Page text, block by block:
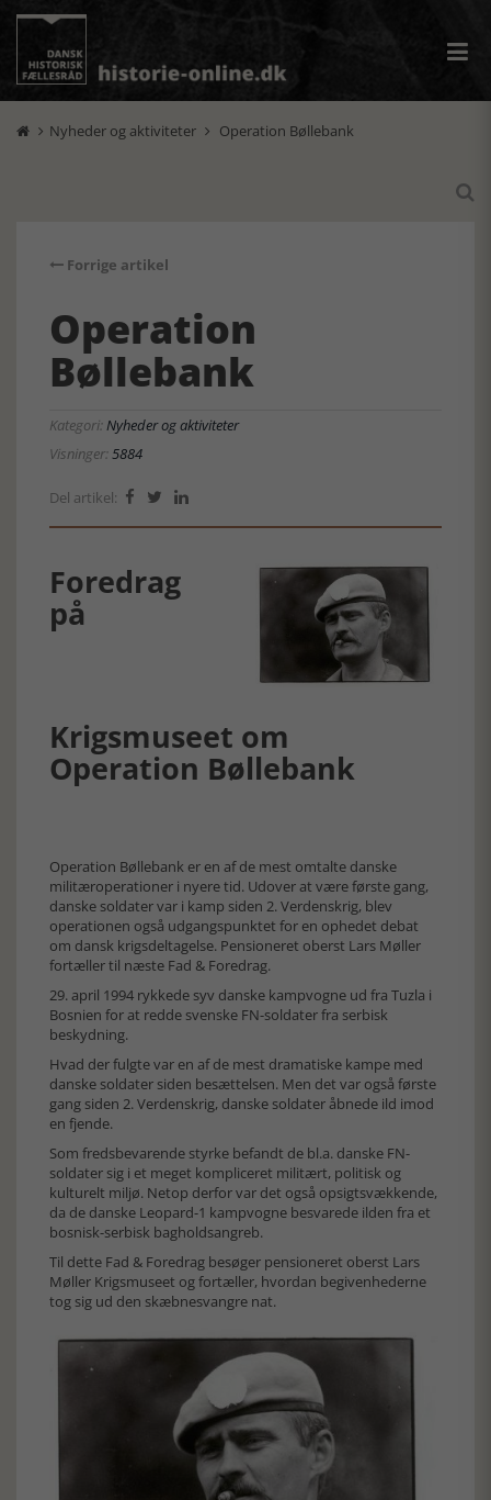
 Nyheder og aktiviteter  Operation Bøllebank

Forrige artikel
Operation
Bøllebank
Kategori:Nyheder og aktiviteter
Visninger:5884
Del artikel:   
Foredrag
på
Krigsmuseet om
Operation Bøllebank
Operation Bøllebank er en af de mest omtalte danske
militæroperationer i nyere tid. Udover at være første gang,
danske soldater var i kamp siden 2. Verdenskrig, blev
operationen også udgangspunktet for en ophedet debat
om dansk krigsdeltagelse. Pensioneret oberst Lars Møller
fortæller til næste Fad & Foredrag.
29. april 1994 rykkede syv danske kampvogne ud fra Tuzla i
Bosnien for at redde svenske FN-soldater fra serbisk
beskydning.
Hvad der fulgte var en af de mest dramatiske kampe med
danske soldater siden besættelsen. Men det var også første
gang siden 2. Verdenskrig, danske soldater åbnede ild imod
en fjende.
Som fredsbevarende styrke befandt de bl.a. danske FN-
soldater sig i et meget kompliceret militært, politisk og
kulturelt miljø. Netop derfor var det også opsigtsvækkende,
da de danske Leopard-1 kampvogne besvarede ilden fra et
bosnisk-serbisk bagholdsangreb.
Til dette Fad & Foredrag besøger pensioneret oberst Lars
Møller Krigsmuseet og fortæller, hvordan begivenhederne
tog sig ud den skæbnesvangre nat.